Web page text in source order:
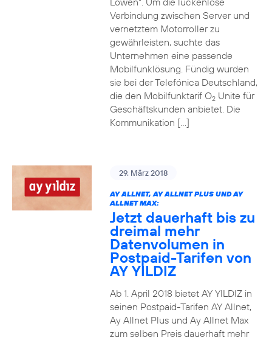
Verbindung zwischen Server und
vernetztem Motorroller zu
gewährleisten, suchte das
Unternehmen eine passende
Mobilfunklösung. Fündig wurden
sie bei der Telefónica Deutschland,
die den Mobilfunktarif O2Unite für
Geschäftskunden anbietet. Die
Kommunikation […]
29. März 2018
AY ALLNET, AY ALLNET PLUS UND AY
ALLNET MAX:
Jetzt dauerhaft bis zu
dreimal mehr
Datenvolumen in
Postpaid-Tarifen von
AY YILDIZ
Ab 1. April 2018 bietet AY YILDIZ in
seinen Postpaid-Tarifen AY Allnet,
Ay Allnet Plus und Ay Allnet Max
zum selben Preis dauerhaft mehr